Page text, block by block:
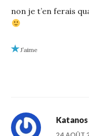
non je t’en ferais
J’aime
Katanos